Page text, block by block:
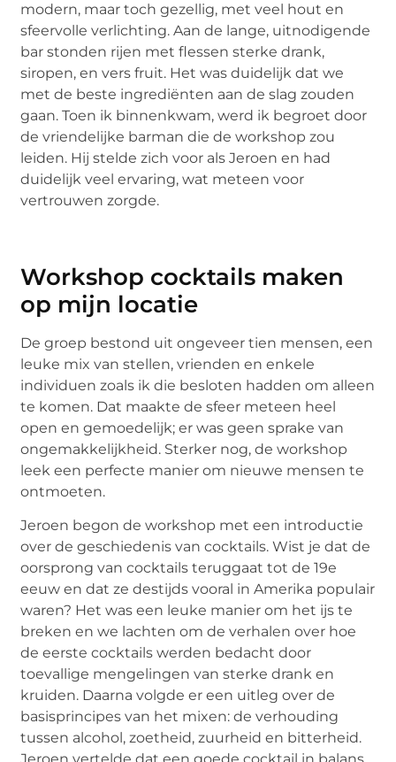
modern, maar toch gezellig, met veel hout en
sfeervolle verlichting. Aan de lange, uitnodigende
bar stonden rijen met flessen sterke drank,
siropen, en vers fruit. Het was duidelijk dat we
met de beste ingrediënten aan de slag zouden
gaan. Toen ik binnenkwam, werd ik begroet door
de vriendelijke barman die de workshop zou
leiden. Hij stelde zich voor als Jeroen en had
duidelijk veel ervaring, wat meteen voor
vertrouwen zorgde.
Workshop cocktails maken
op mijn locatie
De groep bestond uit ongeveer tien mensen, een
leuke mix van stellen, vrienden en enkele
individuen zoals ik die besloten hadden om alleen
te komen. Dat maakte de sfeer meteen heel
open en gemoedelijk; er was geen sprake van
ongemakkelijkheid. Sterker nog, de workshop
leek een perfecte manier om nieuwe mensen te
ontmoeten.
Jeroen begon de workshop met een introductie
over de geschiedenis van cocktails. Wist je dat de
oorsprong van cocktails teruggaat tot de 19e
eeuw en dat ze destijds vooral in Amerika populair
waren? Het was een leuke manier om het ijs te
breken en we lachten om de verhalen over hoe
de eerste cocktails werden bedacht door
toevallige mengelingen van sterke drank en
kruiden. Daarna volgde er een uitleg over de
basisprincipes van het mixen: de verhouding
tussen alcohol, zoetheid, zuurheid en bitterheid.